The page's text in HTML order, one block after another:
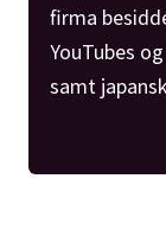
firma
YouTubes
samt